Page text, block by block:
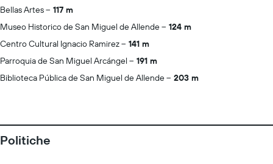
Bellas Artes
117 m
Museo Historico de San Miguel de Allende
124 m
Centro Cultural Ignacio Ramirez
141 m
Parroquia de San Miguel Arcángel
191 m
Biblioteca Pública de San Miguel de Allende
203 m
Politiche